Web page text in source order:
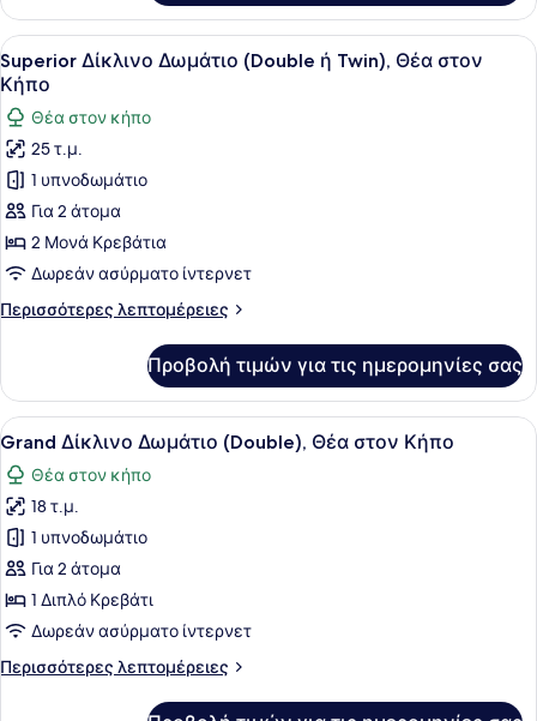
Στούντιο-
Σουίτα
Προβολή
όλων
των
φωτογραφιών
για
Superior
Δίκλινο
Δωμάτιο
(Double
Twin),
Κήπο
Ένα δωμάτιο ξενοδοχείου με ένα
3
Superior Δίκλινο Δωμάτιο (Double ή Twin), Θέα στον
Κήπο
Θέα στον κήπο
25 τ.μ.
1 υπνοδωμάτιο
Για 2 άτομα
2 Μονά Κρεβάτια
Δωρεάν ασύρματο ίντερνετ
Περισσότερες λεπτομέρειες
Περισσότερες
Δίκλινο
Δωμάτιο
(Double
Twin),
Θέα
στον
Κήπο
Προβολή τιμών για τις ημερομηνίες σας
Προβολή
όλων
των
φωτογραφιών
για
Grand
Δίκλινο
Δωμάτιο
(Double),
Θέα
Ένα σύγχρονο υπνοδωμάτιο με
10
Grand Δίκλινο Δωμάτιο (Double), Θέα στον Κήπο
Θέα στον κήπο
18 τ.μ.
1 υπνοδωμάτιο
Για 2 άτομα
1 Διπλό Κρεβάτι
Δωρεάν ασύρματο ίντερνετ
Περισσότερες λεπτομέρειες
Περισσότερες